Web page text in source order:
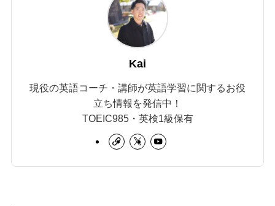
Kai
現役の英語コーチ・講師が英語学習に関するお役
立ち情報を発信中！
TOEIC985・英検1級保有